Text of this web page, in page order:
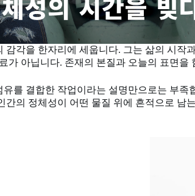
감각을 한자리에 세웁니다. 그는 삶의 시
가 아닙니다. 존재의 본질과 오늘의 표면을
를 결합한 작업이라는 설명만으로는 부
간의 정체성이 어떤 물질 위에 흔적으로